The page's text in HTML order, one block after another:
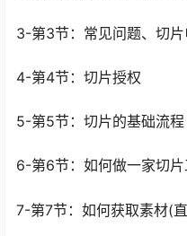
3-第3节：常见问题、切
4-第4节：切片授权
5-第5节：切片的基础流程
6-第6节：如何做一家切片
7-第7节：如何获取素材(